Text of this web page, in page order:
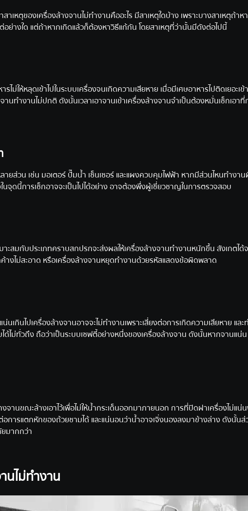
เหตุของเครื่องล้างจานไม่ทำงานคืออะไร มีสาเหตุใดบ้าง เพราะบางสาเหตุถ้าห
อย่างใด แต่ถ้าหากเกิดแล้วก็ต้องหาวิธีแก้กัน โดยสาเหตุที่ว่านั้นมีดังต่อไปนี้
ให้หลุดเข้าไปในระบบเครื่องจนเกิดความเสียหาย เมื่อมีเศษอาหารไปติดเยอะเข้
านทำงานไม่ปกติ ดังนั้นเวลาเอาจานเข้าเครื่องล้างจานจำเป็นต้องหมั่นเช็กเอา
ยส่วน เช่น มอเตอร์ ปั๊มน้ำ เซ็นเซอร์ และแผงควบคุมไฟฟ้า หากมีส่วนไหนทำงา
จุดนี้การเช็กอาจจะเป็นไปได้อย่าง อาจต้องพึ่งผู้เชี่ยวชาญในการตรวจสอบ
าะสมกับประเภทคราบสกปรกจะส่งผลให้เครื่องล้างจานทำงานหนักขึ้น สังเกตไ
งไม่สะอาด หรือเครื่องล้างจานหยุดทำงานด้วยรหัสแสดงข้อผิดพลาด
เกินไปเครื่องล้างจานอาจจะไม่ทำงานเพราะเสี่ยงต่อการเกิดความเสียหาย และ
ไม่ทั่วถึง ถือว่าเป็นระบบเซฟตี้อย่างหนึ่งของเครื่องล้างจาน ดังนั้นหากจานแน่น
จานขณะล้างเอาไว้เพื่อไม่ให้น้ำกระเด็นออกมาภายนอก การที่ปิดฝาเครื่องไม่แน่
อการแตกหักของถ้วยชามได้ และแน่นอนว่าน้ำอาจเจิ่งนองลงมาข้างล่าง ดังนั้น
มากกว่า
นไม่ทำงาน